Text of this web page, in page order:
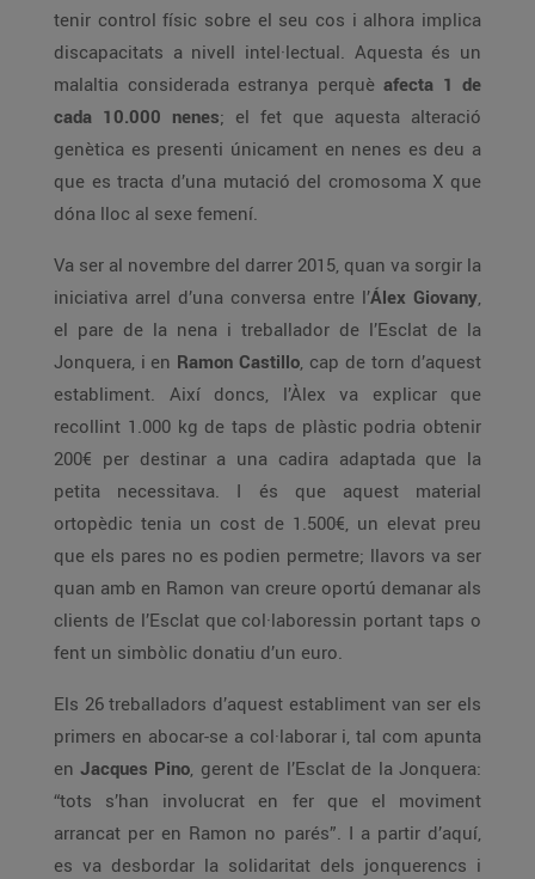
tenir control físic sobre el seu cos i alhora implica
discapacitats a nivell intel·lectual. Aquesta és un
malaltia considerada estranya perquè afecta 1 de
cada 10.000 nenes; el fet que aquesta alteració
genètica es presenti únicament en nenes es deu a
que es tracta d’una mutació del cromosoma X que
dóna lloc al sexe femení.
Va ser al novembre del darrer 2015, quan va sorgir la
iniciativa arrel d’una conversa entre l’Álex Giovany
el pare de la nena i treballador de l’Esclat de la
Jonquera, i en Ramon Castillo , cap de torn d’aquest
establiment. Així doncs, l’Àlex va explicar que
recollint 1.000 kg de taps de plàstic podria obtenir
200€ per destinar a una cadira adaptada que la
petita necessitava. I és que aquest material
ortopèdic tenia un cost de 1.500€, un elevat preu
que els pares no es podien permetre; llavors va ser
quan amb en Ramon van creure oportú demanar als
clients de l’Esclat que col·laboressin portant taps o
fent un simbòlic donatiu d’un euro.
Els 26 treballadors d’aquest establiment van ser els
primers en abocar-se a col·laborar i, tal com apunta
en Jacques Pino , gerent de l’Esclat de la Jonquera:
“tots s’han involucrat en fer que el moviment
arrancat per en Ramon no parés”. I a partir d’aquí,
es va desbordar la solidaritat dels jonquerencs i